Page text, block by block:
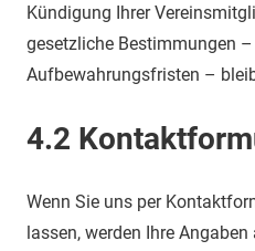
Kündigung Ihrer
gesetzliche Bestimmungen
Aufbewahrungsfristen –
4.2
Wenn Sie uns per
lassen, werden Ihre